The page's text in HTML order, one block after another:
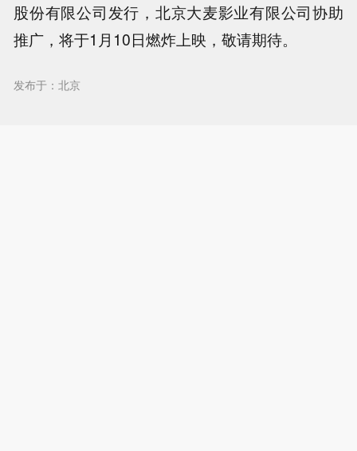
股份有限公司发行，北京大麦影业有限公司协助
推广，将于1月10日燃炸上映，敬请期待。
发布于：北京